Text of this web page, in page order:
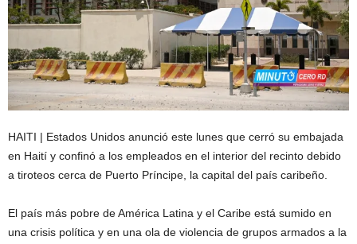
HAITI | Estados Unidos anunció este lunes que cerró su embajada
en Haití y confinó a los empleados en el interior del recinto debido
a tiroteos cerca de Puerto Príncipe, la capital del país caribeño.
El país más pobre de América Latina y el Caribe está sumido en
una crisis política y en una ola de violencia de grupos armados a la